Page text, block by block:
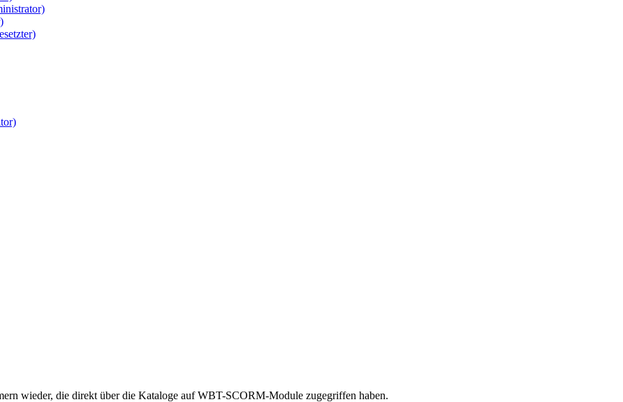
wieder, die direkt über die Kataloge auf WBT-SCORM-Module zugegriffen haben.